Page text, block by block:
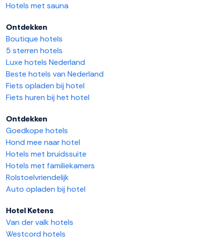
Hotels met sauna
Ontdekken
Boutique hotels
5 sterren hotels
Luxe hotels Nederland
Beste hotels van Nederland
Fiets opladen bij hotel
Fiets huren bij het hotel
Ontdekken
Goedkope hotels
Hond mee naar hotel
Hotels met bruidssuite
Hotels met familiekamers
Rolstoelvriendelijk
Auto opladen bij hotel
Hotel Ketens
Van der valk hotels
Westcord hotels